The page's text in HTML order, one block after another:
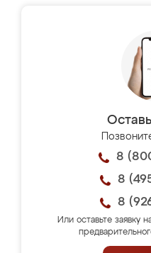
8
8
8
Или оставьте заявку